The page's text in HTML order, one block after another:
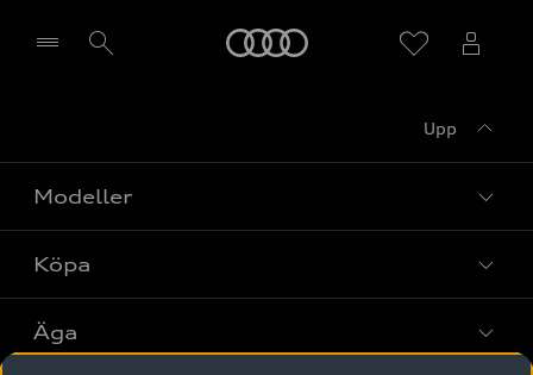
Upp
Modeller
Alla modeller
Elbilar
Köpa
Privaterbjudanden
Äga